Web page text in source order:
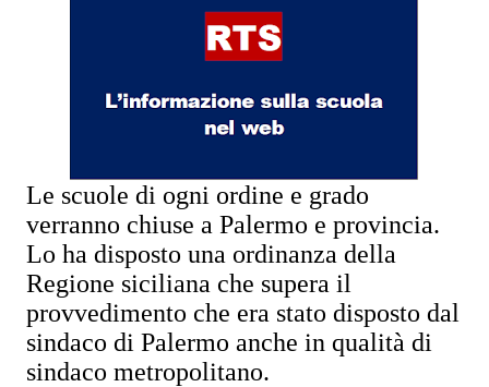
Le scuole di ogni ordine e grado
verranno chiuse a Palermo e provincia.
Lo ha disposto una ordinanza della
Regione siciliana che supera il
provvedimento che era stato disposto dal
sindaco di Palermo anche in qualità di
sindaco metropolitano.